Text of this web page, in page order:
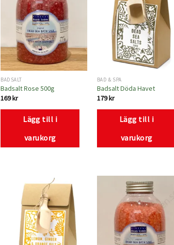
till i
önskelistan
BADSALT
Badsalt Rose 500g
169kr
Lägg till i
varukorg
Lägg
till i
önskelistan
BAD & SPA
Badsalt Döda Havet
179kr
Lägg till i
varukorg
Lägg
till i
önskelistan
Lägg
till i
önskelistan